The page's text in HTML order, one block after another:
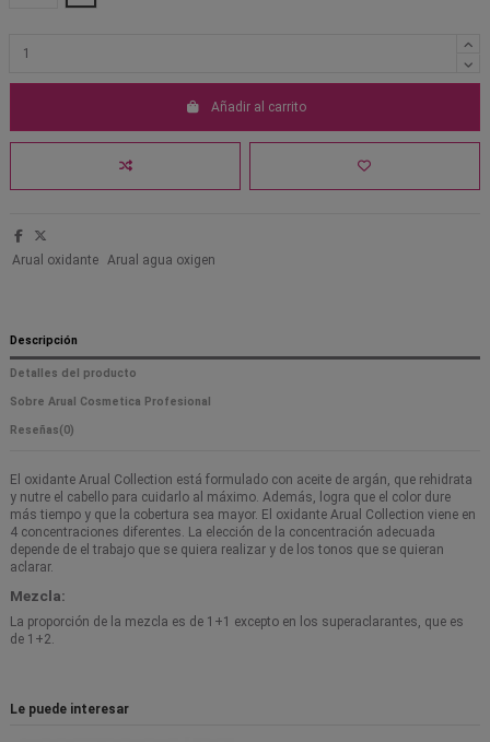
Añadir al carrito
Arual oxidante Arual agua oxigen
Descripción
Detalles del producto
Sobre Arual Cosmetica Profesional
Reseñas(0)
El oxidante Arual Collection está formulado con aceite de argán, que rehidrata
y nutre el cabello para cuidarlo al máximo. Además, logra que el color dure
más tiempo y que la cobertura sea mayor. El oxidante Arual Collection viene en
4 concentraciones diferentes. La elección de la concentración adecuada
depende de el trabajo que se quiera realizar y de los tonos que se quieran
aclarar.
Mezcla:
La proporción de la mezcla es de 1+1 excepto en los superaclarantes, que es
de 1+2.
Le puede interesar